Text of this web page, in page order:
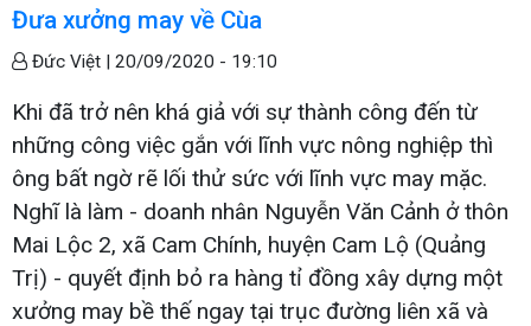
Đưa xưởng may về Cùa
Đức Việt | 20/09/2020 - 19:10
Khi đã trở nên khá giả với sự thành công đến từ
những công việc gắn với lĩnh vực nông nghiệp thì
ông bất ngờ rẽ lối thử sức với lĩnh vực may mặc.
Nghĩ là làm - doanh nhân Nguyễn Văn Cảnh ở thôn
Mai Lộc 2, xã Cam Chính, huyện Cam Lộ (Quảng
Trị) - quyết định bỏ ra hàng tỉ đồng xây dựng một
xưởng may bề thế ngay tại trục đường liên xã và